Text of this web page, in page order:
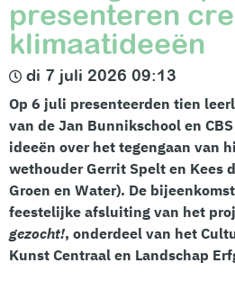
presenteren
klimaatideeën
di 7 juli 2026 09:13
Op 6 juli presenteerden tien
van de Jan Bunnikschool en
ideeën over het tegengaan van
wethouder Gerrit Spelt en Kees
Groen en Water). De
feestelijke afsluiting van het
gezocht!, onderdeel van het
Kunst Centraal en Landschap